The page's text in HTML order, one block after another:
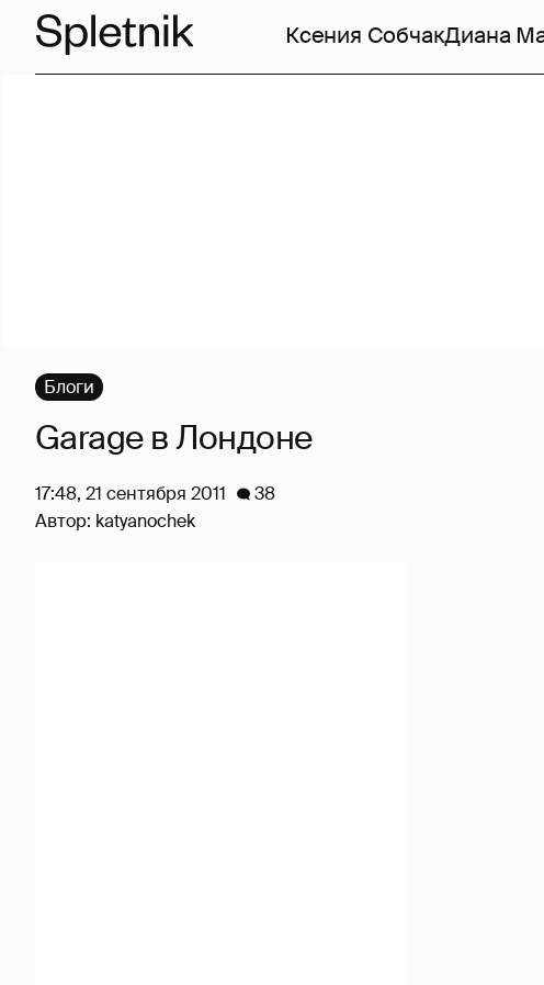
Ксения СобчакДиана
Блоги
Garage в Лондоне
17:48, 21 сентября 2011
38
Автор: katyanochek